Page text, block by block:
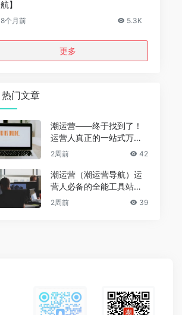
航】
8个月前 5.3K
更多
热门文章
潮运营——终于找到了！
运营人真正的一站式万能
资源导航（免费、无广
2周前 42
潮运营（潮运营导航）运
营人必备的全能工具站｜
完整功能详解
2周前 39